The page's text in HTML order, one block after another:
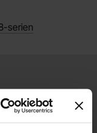
serien
våra norska kunder
avgifter för